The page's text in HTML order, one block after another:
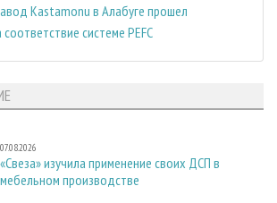
Kastamonu в Алабуге прошел
системе PEFC
07.08.2026
«Свеза» изучила применение своих ДСП в
мебельном производстве